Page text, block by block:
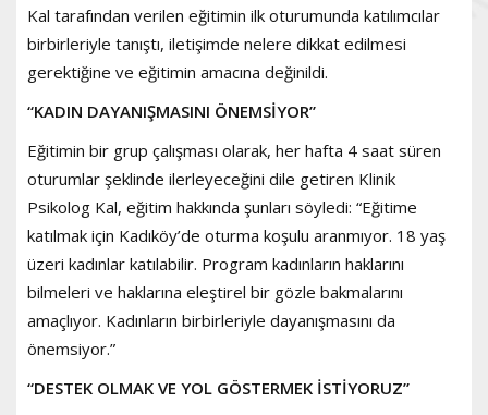
Kal tarafından verilen eğitimin ilk oturumunda katılımcılar
birbirleriyle tanıştı, iletişimde nelere dikkat edilmesi
gerektiğine ve eğitimin amacına değinildi.
“KADIN DAYANIŞMASINI ÖNEMSİYOR”
Eğitimin bir grup çalışması olarak, her hafta 4 saat süren
oturumlar şeklinde ilerleyeceğini dile getiren Klinik
Psikolog Kal, eğitim hakkında şunları söyledi: “Eğitime
katılmak için Kadıköy’de oturma koşulu aranmıyor. 18 yaş
üzeri kadınlar katılabilir. Program kadınların haklarını
bilmeleri ve haklarına eleştirel bir gözle bakmalarını
amaçlıyor. Kadınların birbirleriyle dayanışmasını da
önemsiyor.”
“DESTEK OLMAK VE YOL GÖSTERMEK İSTİYORUZ”